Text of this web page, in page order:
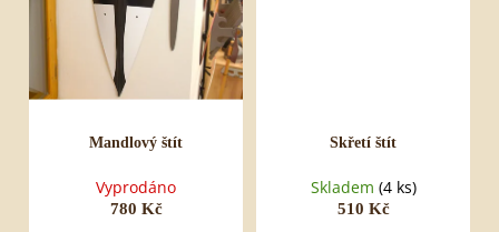
Mandlový štít
Vyprodáno
780 Kč
Skřetí štít
Skladem (4 ks)
510 Kč